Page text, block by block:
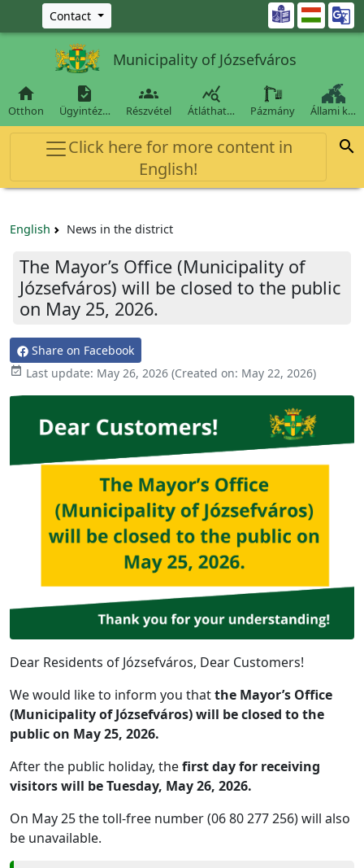
Ugrás a fő tartalomra
Contact 
Municipality of Józsefváros

Otthon

Ügyintéz…

Részvétel

Átláthat… Pázmány Állami k…
Click here for more content in
English!

English News in the district
The Mayor’s Office (Municipality of
Józsefváros) will be closed to the public
on May 25, 2026.
Share on Facebook
 Last update: May 26, 2026 (Created on: May 22, 2026)
Dear Residents of Józsefváros, Dear Customers!
We would like to inform you thatthe Mayor’s Office
(Municipality of Józsefváros) will be closed to the
public on May 25, 2026.
After the public holiday, thefirst day for receiving
visitors will be Tuesday, May 26, 2026.
On May 25 the toll-free number (06 80 277 256) will also
be unavailable.